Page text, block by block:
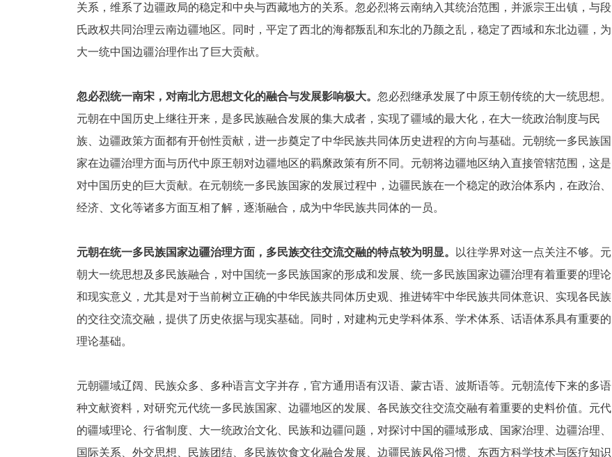
关系，维系了边疆政局的稳定和中央与西藏地方的关系。忽必烈将云南纳入其统治范围，并派宗王出镇，与段
氏政权共同治理云南边疆地区。同时，平定了西北的海都叛乱和东北的乃颜之乱，稳定了西域和东北边疆，为
大一统中国边疆治理作出了巨大贡献。
忽必烈统一南宋，对南北方思想文化的融合与发展影响极大。 忽必烈继承发展了中原王朝传统的大一统思想。
元朝在中国历史上继往开来，是多民族融合发展的集大成者，实现了疆域的最大化，在大一统政治制度与民
族、边疆政策方面都有开创性贡献，进一步奠定了中华民族共同体历史进程的方向与基础。元朝统一多民族国
家在边疆治理方面与历代中原王朝对边疆地区的羁縻政策有所不同。元朝将边疆地区纳入直接管辖范围，这是
对中国历史的巨大贡献。在元朝统一多民族国家的发展过程中，边疆民族在一个稳定的政治体系内，在政治、
经济、文化等诸多方面互相了解，逐渐融合，成为中华民族共同体的一员。
元朝在统一多民族国家边疆治理方面，多民族交往交流交融的特点较为明显。
以往学界对这一点关注不够。元
朝大一统思想及多民族融合，对中国统一多民族国家的形成和发展、统一多民族国家边疆治理有着重要的理论
和现实意义，尤其是对于当前树立正确的中华民族共同体历史观、推进铸牢中华民族共同体意识、实现各民族
的交往交流交融，提供了历史依据与现实基础。同时，对建构元史学科体系、学术体系、话语体系具有重要的
理论基础。
元朝疆域辽阔、民族众多、多种语言文字并存，官方通用语有汉语、蒙古语、波斯语等。元朝流传下来的多语
种文献资料，对研究元代统一多民族国家、边疆地区的发展、各民族交往交流交融有着重要的史料价值。元代
的疆域理论、行省制度、大一统政治文化、民族和边疆问题，对探讨中国的疆域形成、国家治理、边疆治理、
国际关系、外交思想、民族团结、多民族饮食文化融合发展、边疆民族风俗习惯、东西方科学技术与医疗知识